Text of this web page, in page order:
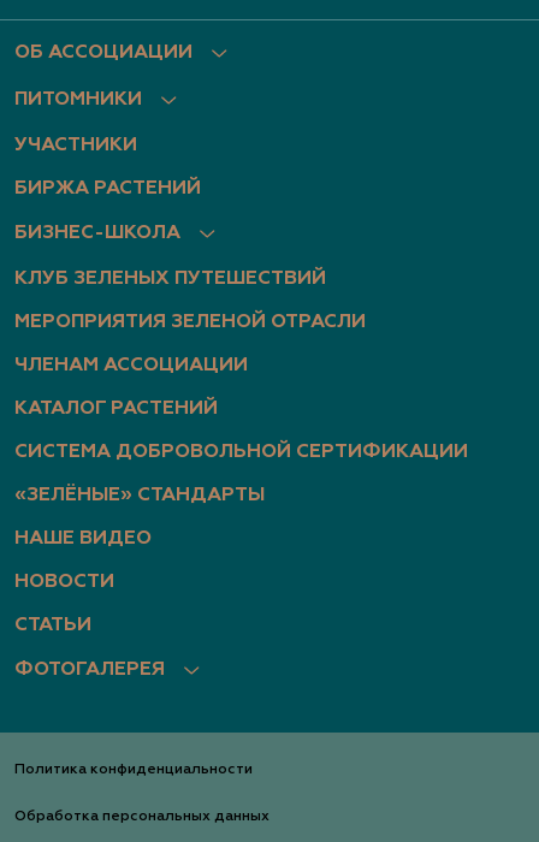
ОБ АССОЦИАЦИИ
ПИТОМНИКИ
УЧАСТНИКИ
БИРЖА РАСТЕНИЙ
БИЗНЕС-ШКОЛА
КЛУБ ЗЕЛЕНЫХ ПУТЕШЕСТВИЙ
МЕРОПРИЯТИЯ ЗЕЛЕНОЙ ОТРАСЛИ
ЧЛЕНАМ АССОЦИАЦИИ
КАТАЛОГ РАСТЕНИЙ
СИСТЕМА ДОБРОВОЛЬНОЙ СЕРТИФИКАЦИИ
«ЗЕЛЁНЫЕ» СТАНДАРТЫ
НАШЕ ВИДЕО
НОВОСТИ
СТАТЬИ
ФОТОГАЛЕРЕЯ
Политика конфиденциальности
Обработка персональных данных